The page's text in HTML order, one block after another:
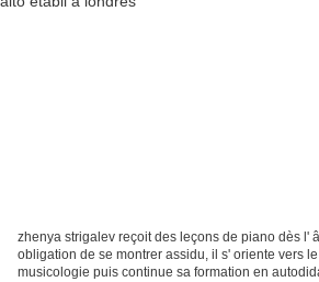
zhenya strigalev reçoit des leçons de piano dès l'
obligation de se montrer assidu, il s' oriente vers
musicologie puis continue sa formation en